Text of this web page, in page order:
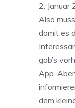
2.
Also
damit es
gab’s
App.
dem